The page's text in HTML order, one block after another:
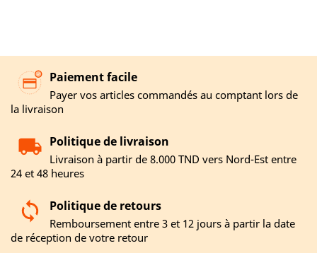
Paiement facile
Payer vos articles commandés au comptant lors de
la livraison
Politique de livraison
Livraison à partir de 8.000 TND vers Nord-Est entre
24 et 48 heures
Politique de retours
Remboursement entre 3 et 12 jours à partir la date
de réception de votre retour